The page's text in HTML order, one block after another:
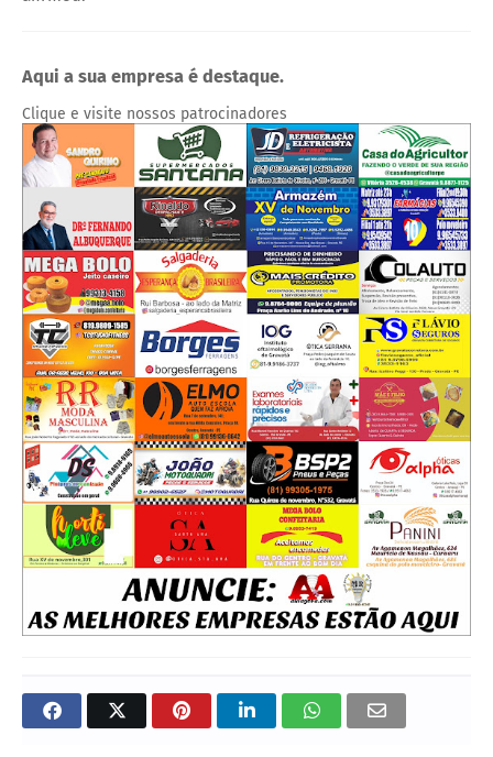
Aqui a sua empresa é destaque.
Clique e visite nossos patrocinadores